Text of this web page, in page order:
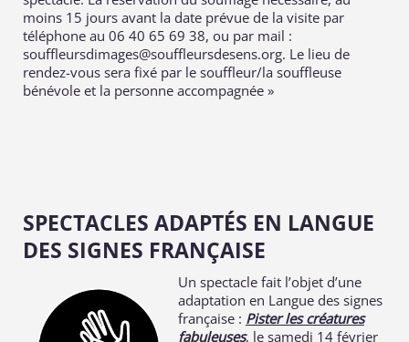
moins 15 jours avant la date prévue de la visite par
téléphone au 06 40 65 69 38, ou par mail :
souffleursdimages@souffleursdesens.org. Le lieu de
rendez-vous sera fixé par le souffleur/la souffleuse
bénévole et la personne accompagnée »
SPECTACLES ADAPTÉS EN LANGUE
DES SIGNES FRANÇAISE
Un spectacle fait l’objet d’une
adaptation en Langue des signes
française : Pister les créatures
fabuleuses, le samedi 14 février